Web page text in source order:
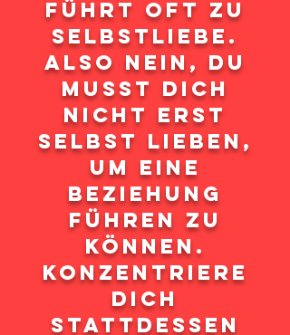
führt oft zu
Selbstliebe.
Also nein, du
musst dich
nicht erst
selbst lieben,
um eine
Beziehung
führen zu
können.
Konzentriere
dich
stattdessen